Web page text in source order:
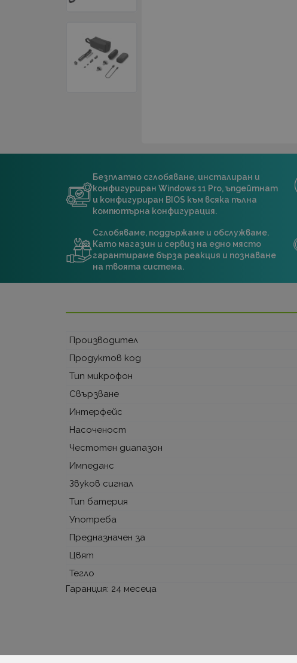
Безплатно сглобяване, инсталиран и
конфигуриран Windows 11 Pro, ъпдейтнат
и конфигуриран BIOS към всяка пълна
компютърна конфигурация.
Сглобяваме, поддържаме и обслужваме.
Като магазин и сервиз на едно място
гарантираме бърза реакция и познаване
на твоята система.
Производител
Продуктов код
Тип микрофон
Свързване
Интерфейс
Насоченост
Честотен диапазон
Импеданс
Звуков сигнал
Тип батерия
Употреба
Предназначен за
Цвят
Тегло
Гаранция: 24 месеца